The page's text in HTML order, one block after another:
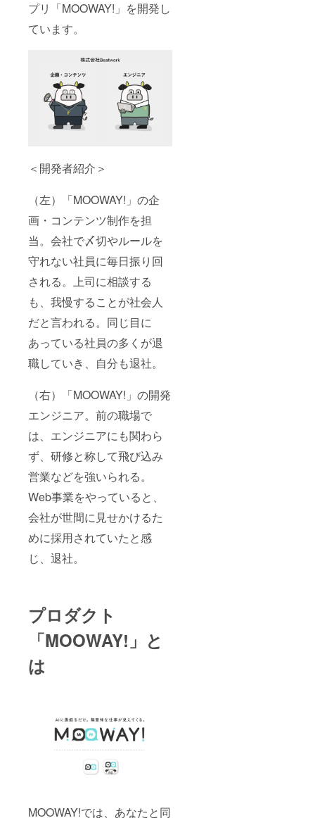
プリ「MOOWAY!」を開発し
ています。
＜開発者紹介＞
（左）「MOOWAY!」の企
画・コンテンツ制作を担
当。会社で〆切やルールを
守れない社員に毎日振り回
される。上司に相談する
も、我慢することが社会人
だと言われる。同じ目に
あっている社員の多くが退
職していき、自分も退社。
（右）「MOOWAY!」の開発
エンジニア。前の職場で
は、エンジニアにも関わら
ず、研修と称して飛び込み
営業などを強いられる。
Web事業をやっていると、
会社が世間に見せかけるた
めに採用されていたと感
じ、退社。
プロダクト
「MOOWAY!」と
は
MOOWAY!では、あなたと同